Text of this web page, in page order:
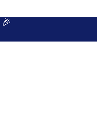
🎉️